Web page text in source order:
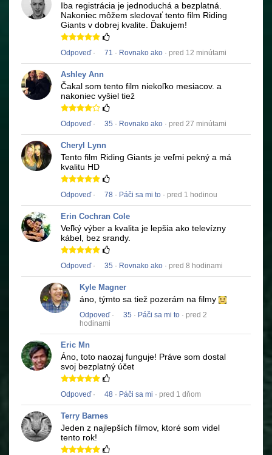
Iba registrácia je jednoduchá a bezplatná.
Nakoniec môžem sledovať tento film Riding
Giants v dobrej kvalite. Ďakujem!
Odpoveď· 71 · Rovnako ako · pred 12 minútami
Ashley Ann
Čakal som tento film niekoľko mesiacov. a
nakoniec vyšiel tiež
Odpoveď· 35 · Rovnako ako · pred 27 minútami
Cheryl Lynn
Tento film Riding Giants je veľmi pekný a má
kvalitu HD
Odpoveď· 78 · Páči sa mi to · pred 1 hodinou
Erin Cochran Cole
Veľký výber a kvalita je lepšia ako televízny
kábel, bez srandy.
Odpoveď· 35 · Rovnako ako · pred 8 hodinami
Kyle Magner
áno, týmto sa tiež pozerám na filmy
Odpoveď· 35 · Páči sa mi to · pred 2
hodinami
Eric Mn
Áno, toto naozaj funguje! Práve som dostal
svoj bezplatný účet
Odpoveď· 48 · Páči sa mi · pred 1 dňom
Terry Barnes
Jeden z najlepších filmov, ktoré som videl
tento rok!